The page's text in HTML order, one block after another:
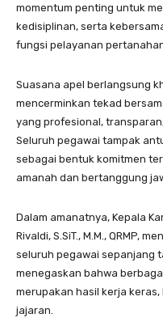
momentum penting untuk
kedisiplinan, serta
fungsi pelayanan
Suasana apel berlangsung
mencerminkan tekad
yang profesional,
Seluruh pegawai tampak
sebagai bentuk komitmen
amanah dan bertanggung
Dalam amanatnya, Kepala
Rivaldi, S.SiT., M.M., QRMP,
seluruh pegawai sepanjang
menegaskan bahwa
merupakan hasil kerja
jajaran.